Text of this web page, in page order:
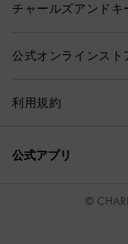
チャールズアンドキ
公式オンラインスト
利用規約
公式アプリ
©